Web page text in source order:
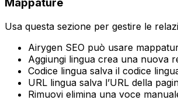
Usa questa sezione per gestire le
Airygen SEO può usare
Aggiungi lingua crea una nuova
Codice lingua salva il codice
URL lingua salva l’URL della
Rimuovi elimina una voce